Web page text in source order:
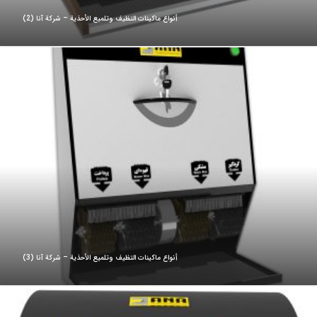
أنواع ماكينات التظيف وتلميع الأحذية – شركة آنا (2)
أنواع ماكينات التظيف وتلميع الأحذية – شركة آنا (3)